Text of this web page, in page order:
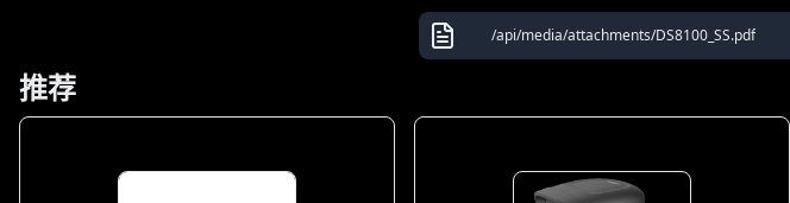
/api/media/attachments/DS8100_SS.pdf
推荐